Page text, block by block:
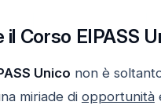
Corso EIPASS
Unico non è
miriade di opportunità